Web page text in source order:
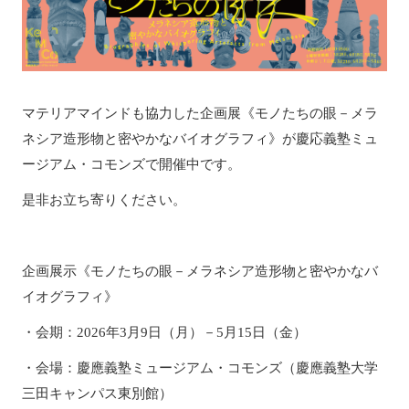
マテリアマインドも協力した企画展《モノたちの眼－メラ
ネシア造形物と密やかなバイオグラフィ》が慶応義塾ミュ
ージアム・コモンズで開催中です。
是非お立ち寄りください。
企画展示《モノたちの眼－メラネシア造形物と密やかなバ
イオグラフィ》
・会期：2026年3月9日（月）－5月15日（金）
・会場：慶應義塾ミュージアム・コモンズ（慶應義塾大学
三田キャンパス東別館）